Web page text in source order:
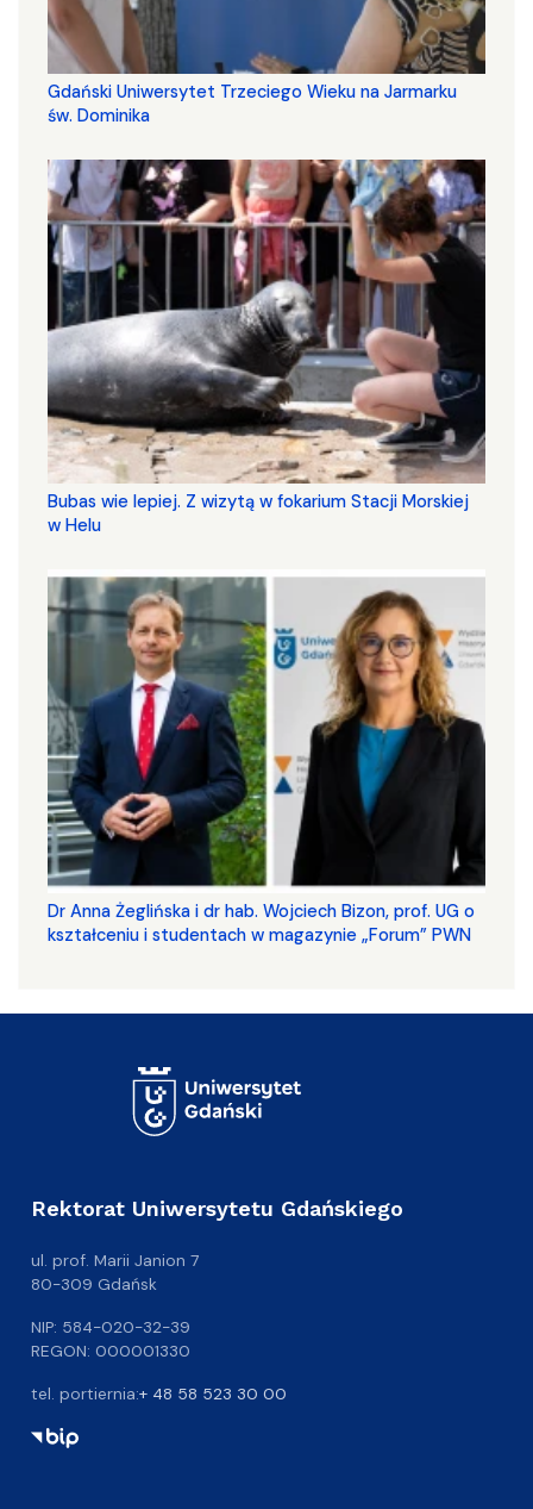
Gdański Uniwersytet Trzeciego Wieku na Jarmarku
św. Dominika
Bubas wie lepiej. Z wizytą w fokarium Stacji Morskiej
w Helu
​​​​​​​Dr Anna Żeglińska i dr hab. Wojciech Bizon, prof. UG o
kształceniu i studentach w magazynie „Forum” PWN
Rektorat Uniwersytetu Gdańskiego
ul. prof. Marii Janion 7
80-309 Gdańsk
NIP: 584-020-32-39
REGON: 000001330
tel. portiernia:+ 48 58 523 30 00